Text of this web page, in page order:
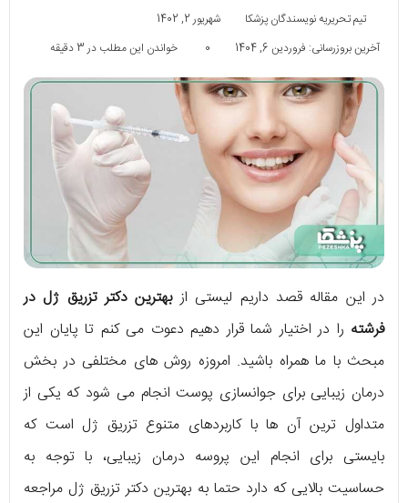
تیم تحریریه نویسندگان پزشکا
شهریور 2, 1402
آخرین بروزرسانی: فروردین 6, 1404
0 خواندن این مطلب در 3 دقیقه
در این مقاله قصد داریم لیستی ازبهترین دکتر تزریق ژل در
فرشته را در اختیار شما قرار دهیم دعوت می کنم تا پایان این
مبحث با ما همراه باشید. امروزه روش های مختلفی در بخش
درمان زیبایی برای جوانسازی پوست انجام می شود که یکی از
متداول ترین آن ها با کاربردهای متنوع تزریق ژل است که
بایستی برای انجام این پروسه درمان زیبایی، با توجه به
حساسیت بالایی که دارد حتما به بهترین دکتر تزریق ژل مراجعه